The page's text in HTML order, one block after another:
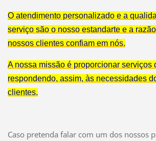
O atendimento personalizado e a
serviço são o nosso estandarte e a
nossos clientes confiam em nós.
A nossa missão é proporcionar serviços
respondendo, assim, às necessidades
clientes.
Caso pretenda falar com um dos nossos